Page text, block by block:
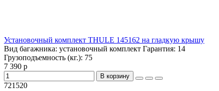
Установочный комплект THULE 145162 на гладкую крышу
Вид багажника: установочный комплект Гарантия: 14
Грузоподъемность (кг.): 75
7 390 р
В корзину
721520